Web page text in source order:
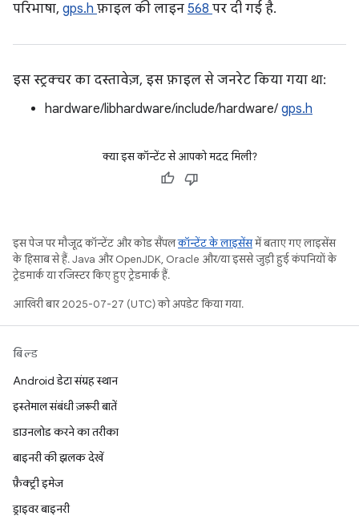
परिभाषा, gps.h फ़ाइल की लाइन 568 पर दी गई है.
इस स्ट्रक्चर का दस्तावेज़, इस फ़ाइल से जनरेट किया गया था:
hardware/libhardware/include/hardware/ gps.h
क्या इस कॉन्टेंट से आपको मदद मिली?
इस पेज पर मौजूद कॉन्टेंट और कोड सैंपलकॉन्टेंट के लाइसेंसमें बताए गए लाइसेंस
के हिसाब से हैं. Java और OpenJDK, Oracle और/या इससे जुड़ी हुई कंपनियों के
ट्रेडमार्क या रजिस्टर किए हुए ट्रेडमार्क हैं.
आखिरी बार 2025-07-27 (UTC) को अपडेट किया गया.
बिल्ड
Android डेटा संग्रह स्थान
इस्तेमाल संबंधी ज़रूरी बातें
डाउनलोड करने का तरीका
बाइनरी की झलक देखें
फ़ैक्ट्री इमेज
ड्राइवर बाइनरी